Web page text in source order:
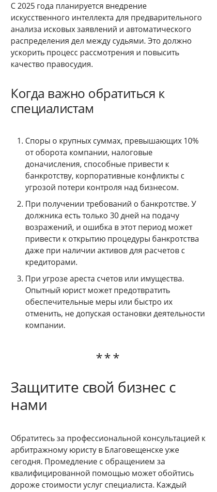
С 2025 года планируется внедрение
искусственного интеллекта для предварительного
анализа исковых заявлений и автоматического
распределения дел между судьями. Это должно
ускорить процесс рассмотрения и повысить
качество правосудия.
Когда важно обратиться к
специалистам
Споры о крупных суммах, превышающих 10%
от оборота компании, налоговые
доначисления, способные привести к
банкротству, корпоративные конфликты с
угрозой потери контроля над бизнесом.
При получении требований о банкротстве. У
должника есть только 30 дней на подачу
возражений, и ошибка в этот период может
привести к открытию процедуры банкротства
даже при наличии активов для расчетов с
кредиторами.
При угрозе ареста счетов или имущества.
Опытный юрист может предотвратить
обеспечительные меры или быстро их
отменить, не допуская остановки деятельности
компании.
Защитите свой бизнес с
нами
Обратитесь за профессиональной консультацией к
арбитражному юристу в Благовещенске уже
сегодня. Промедление с обращением за
квалифицированной помощью может обойтись
дороже стоимости услуг специалиста. Каждый